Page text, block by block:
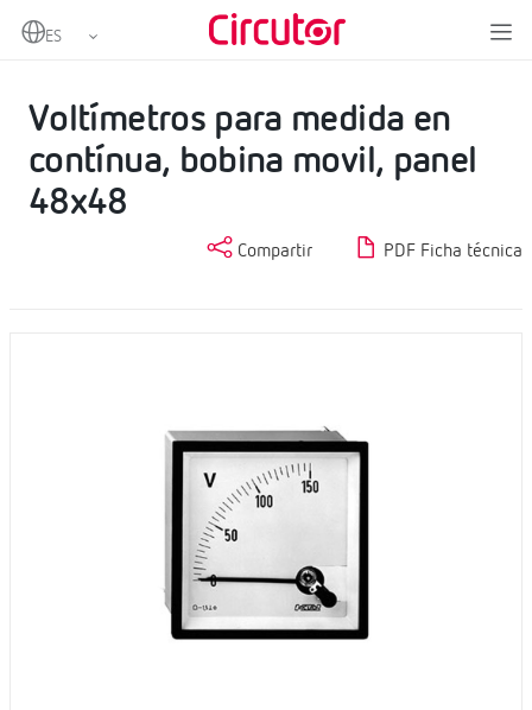
Home
Voltímetros CC
Voltímetros para medida en
contínua, bobina movil, panel
48x48
Compartir PDF Ficha técnica